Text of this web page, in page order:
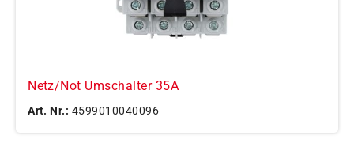
Netz/Not Umschalter 35A
Art. Nr.: 4599010040096